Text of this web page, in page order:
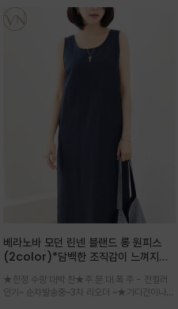
베라노바 모던 린넨 블랜드 롱 원피스
(2color)*담백한 조직감이 느껴지는
롱 원피스
★한정 수량 대박 찬★주.문.대.폭.주 - 전컬러
인기~ 순차발송중~3차 리오더 ~★가디건이나